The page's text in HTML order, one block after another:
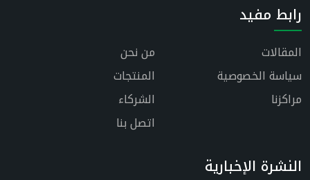
رابط مفيد
من نحن
المقالات
المنتجات
سياسة الخصوصية
الشركاء
مراكزنا
اتصل بنا
النشرة الإخبارية